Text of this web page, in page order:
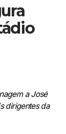
a José
dirigentes da